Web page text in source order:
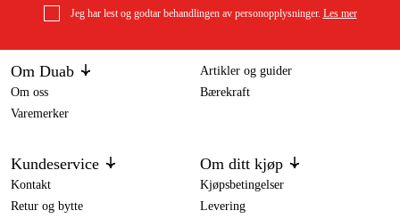
Jeg har lest og godtar behandlingen av personopplysninger. Les mer
Om Duab
Om oss
Varemerker
Artikler og guider
Bærekraft
Kundeservice
Kontakt
Retur og bytte
Om ditt kjøp
Kjøpsbetingelser
Levering